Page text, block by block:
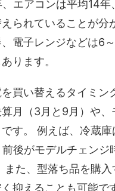
エアコンは平均14年
られていることが分
電子レンジなどは6
ります。
買い替えるタイミン
月（3月と9月）や
す。 例えば、冷蔵
前後がモデルチェンジ
また、型落ち品を購
抑えることも可能で